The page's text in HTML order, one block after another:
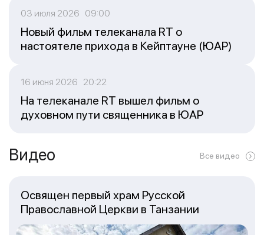
03 июля 2026 09:00
Новый фильм телеканала RT о
настоятеле прихода в Кейптауне (ЮАР)
16 июня 2026 20:22
На телеканале RT вышел фильм о
духовном пути священника в ЮАР
Видео Все видео
Освящен первый храм Русской
Православной Церкви в Танзании